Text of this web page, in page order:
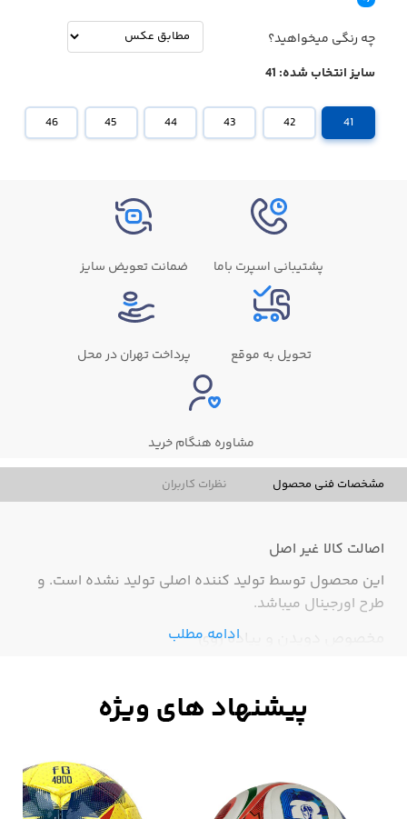
چه رنگی میخواهید؟
سایز انتخاب شده: 41
41
42
43
44
45
46
پشتیبانی اسپرت باما ضمانت تعویض سایز
تحویل به موقع پرداخت تهران در محل
مشاوره هنگام خرید
مشخصات فنی محصول نظرات کاربران
اصالت کالا غیر اصل
این محصول توسط تولید کننده اصلی تولید نشده است. و
طرح اورجینال میباشد.
مخصوص دویدن و پیاده روی
ادامه مطلب